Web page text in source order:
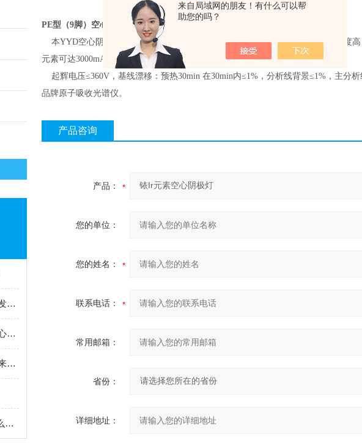
来自局域网的朋友！有什么可以帮
助您的吗？
探秘原子荧光空心阴极灯：从发明到应用
从六个方面说说五元素复合空心阴极灯的使用
五元素复合空心阴极灯主要用来提供被测元素的锐线光谱
堵!堵!堵!为什么你的雾化器这么容易堵？
PE型（9脚）空心阴极灯优点
本YYD空心阴极灯用于原子吸收的配套光源，具有谱线发射能量强、吸收灵敏度
元素可达3000mAh）、低噪声、低漂移等特性。
起辉电压≤360V，基线漂移：预热30min 在30min内≤1%，分析线背景≤1%，主分
品牌原子吸收光谱仪。
产品咨询
产品：
您的单位：
您的姓名：
联系电话：
常用邮箱：
省份：
详细地址：